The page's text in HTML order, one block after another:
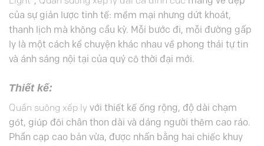
của sự giản lược tinh tế: mềm mại nhưng dứt khoát,
thanh lịch mà không cầu kỳ. Mỗi bước đi, mỗi đường gấp
ly là một cách kể chuyện khác nhau về phong thái tự tin
và ánh sáng nội tại của quý cô thời đại mới.
Thiết kế:
Quần suông xếp ly với thiết kế ống rộng, độ dài chạm
gót, giúp đôi chân thon dài và dáng người thêm cao ráo.
Phần cạp cao bản vừa, được nhấn bằng hai chiếc khuy